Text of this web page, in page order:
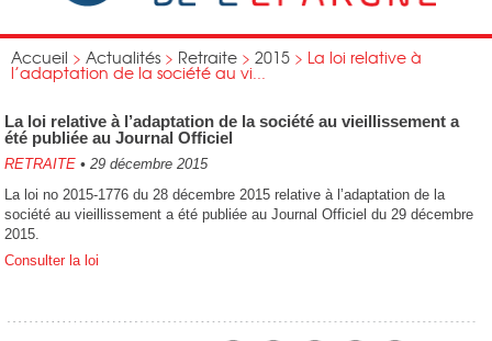
Accueil > Actualités > Retraite > 2015 > La loi relative à
l’adaptation de la société au vi...
La loi relative à l’adaptation de la société au vieillissement a
été publiée au Journal Officiel
RETRAITE • 29 décembre 2015
La loi no 2015-1776 du 28 décembre 2015 relative à l’adaptation de la
société au vieillissement a été publiée au Journal Officiel du 29 décembre
2015.
Consulter la loi